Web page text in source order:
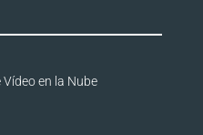
en la Nube